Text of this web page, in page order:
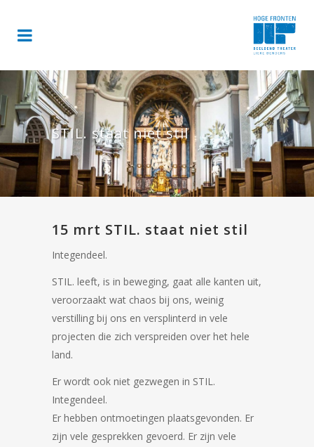
STIL. staat niet stil
15 mrt STIL. staat niet stil
Integendeel.
STIL. leeft, is in beweging, gaat alle kanten uit,
veroorzaakt wat chaos bij ons, weinig
verstilling bij ons en versplinterd in vele
projecten die zich verspreiden over het hele
land.
Er wordt ook niet gezwegen in STIL.
Integendeel.
Er hebben ontmoetingen plaatsgevonden. Er
zijn vele gesprekken gevoerd. Er zijn vele